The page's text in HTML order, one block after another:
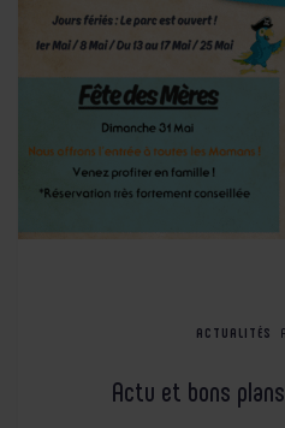
ACTUALITÉS
Actu et bons